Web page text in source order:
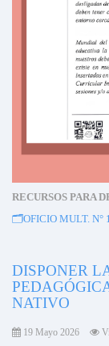
RECURSOS PARA
🗂️OFICIO MULT. N°
DISPONER
NATIVO
19 Mayo 2026